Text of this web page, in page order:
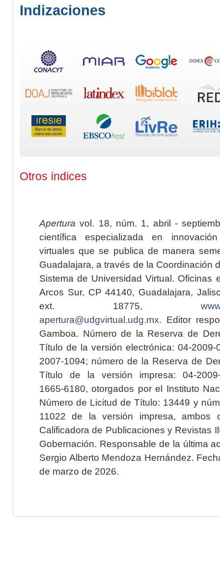
Indizaciones
Otros índices
Apertura vol. 18, núm. 1, abril -
científica especializada en
virtuales que se publica de manera
Guadalajara, a través de la Coordinación
Sistema de Universidad Virtual. Oficinas
Arcos Sur, CP 44140, Guadalajara,
ext. 18775,
apertura@udgvirtual.udg.mx. Editor
Gamboa. Número de la Reserva de
Título de la versión electrónica: 04-2009-
2007-1094; número de la Reserva de
Título de la versión impresa: 04-2009-
1665-6180, otorgados por el Instituto
Número de Licitud de Título: 13449 y
11022 de la versión impresa, ambos
Calificadora de Publicaciones y Revistas
Gobernación. Responsable de la última
Sergio Alberto Mendoza Hernández.
de marzo de 2026.